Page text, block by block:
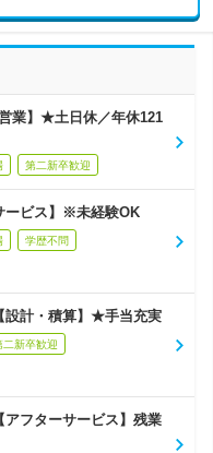
業】★土日休／年休121
第二新卒歓迎
ービス】※未経験OK
学歴不問
設計・積算】★手当充実
二新卒歓迎
フターサービス】残業